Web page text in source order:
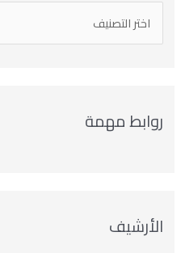
روابط مهمة
الأرشيف